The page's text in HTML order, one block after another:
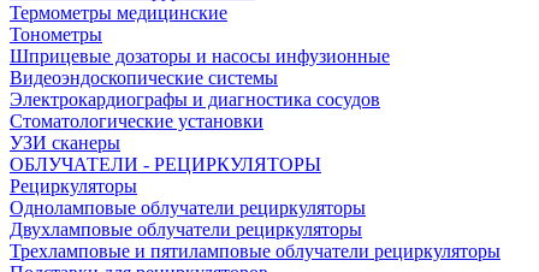
Термометры медицинские
Тонометры
Шприцевые дозаторы и насосы инфузионные
Видеоэндоскопические системы
Электрокардиографы и диагностика сосудов
Стоматологические установки
УЗИ сканеры
ОБЛУЧАТЕЛИ - РЕЦИРКУЛЯТОРЫ
Рециркуляторы
Одноламповые облучатели рециркуляторы
Двухламповые облучатели рециркуляторы
Трехламповые и пятиламповые облучатели рециркуляторы